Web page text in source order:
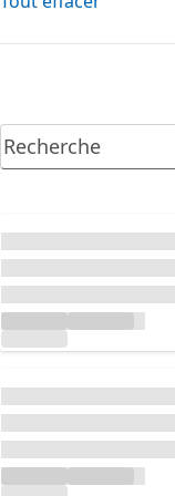
Chargement...
Chargement...